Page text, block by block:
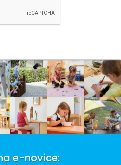
e-novice: